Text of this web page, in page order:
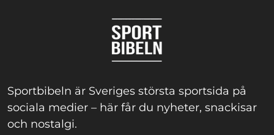
Sportbibeln är Sveriges största sportsida på
sociala medier – här får du nyheter, snackisar
och nostalgi.